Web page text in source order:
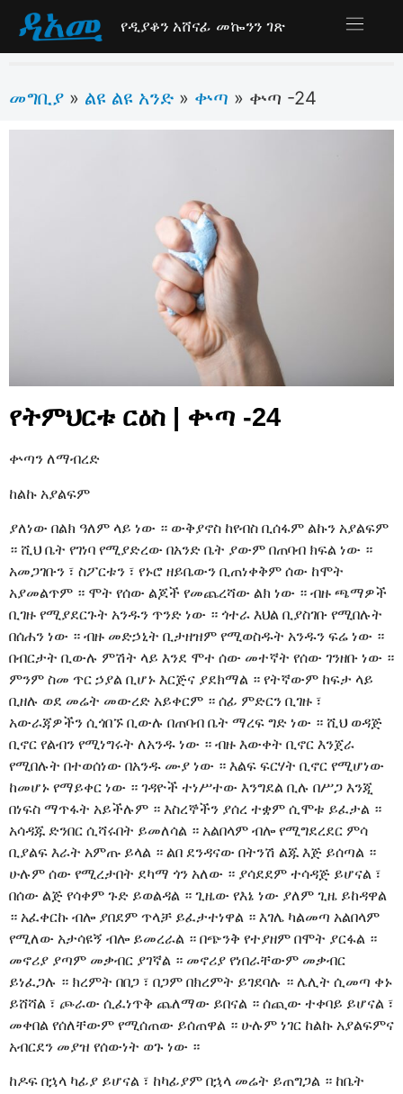
የዲያቆን አሸናፊ መኰንን ገጽ
መግቢያ » ልዩ ልዩ አንድ » ቍጣ » ቍጣ -24
የትምህርቱ ርዕስ | ቍጣ -24
ቍጣን ለማብረድ
ከልኩ አያልፍም
ያለነው በልክ ዓለም ላይ ነው ። ውቅያኖስ ከየብስ ቢሰፋም ልኩን አያልፍም
። ሺህ ቤት የገነባ የሚያድረው በአንድ ቤት ያውም በጠባብ ክፍል ነው ።
አመጋገቡን ፣ ስፖርቱን ፣ የኑሮ ዘይቤውን ቢጠነቀቅም ሰው ከሞት
አያመልጥም ። ሞት የሰው ልጆች የመጨረሻው ልክ ነው ። ብዙ ጫማዎች
ቢገዙ የሚያደርጉት አንዱን ጥንድ ነው ። ጎተራ እህል ቢያስገቡ የሚበሉት
በሰሐን ነው ። ብዙ መድኃኒት ቢታዘዝም የሚወስዱት አንዱን ፍሬ ነው ።
በብርታት ቢውሉ ምሽት ላይ እንደ ሞተ ሰው መተኛት የሰው ገንዘቡ ነው ።
ምንም ስመ ጥር ኃያል ቢሆኑ እርጅና ያደክማል ። የትኛውም ከፍታ ላይ
ቢዘሉ ወደ መሬት መውረድ አይቀርም ። ሰፊ ምድርን ቢገዙ ፣
አውራጃዎችን ሲጎበኙ ቢውሉ በጠባብ ቤት ማረፍ ግድ ነው ። ሺህ ወዳጅ
ቢኖር የልብን የሚነግሩት ለአንዱ ነው ። ብዙ እውቀት ቢኖር እንጀራ
የሚበሉት በተወሰነው በአንዱ ሙያ ነው ። እልፍ ፍርሃት ቢኖር የሚሆነው
ከመሆኑ የማይቀር ነው ። ገዳዮች ተነሥተው እንግደል ቢሉ በሥጋ እንጂ
በነፍስ ማጥፋት አይችሉም ። እስረኞችን ያሰረ ተቋም ሲሞቱ ይፈታል ።
አሳዳጁ ድንበር ሲሻሩበት ይመለሳል ። አልበላም ብሎ የሚግደረደር ምሳ
ቢያልፍ እራት አምጡ ይላል ። ልበ ደንዳናው በትንሽ ልጁ እጅ ይሰጣል ።
ሁሉም ሰው የሚረታበት ደካማ ጎን አለው ። ያሳደደም ተሳዳጅ ይሆናል ፣
በሰው ልጅ የሳቀም ጉድ ይወልዳል ። ጊዜው የእኔ ነው ያለም ጊዜ ይከዳዋል
። አፈቀርኩ ብሎ ያበደም ጥላቻ ይፈታተነዋል ። እገሌ ካልመጣ አልበላም
የሚለው አታሳዩኝ ብሎ ይመረራል ። በጭንቅ የተያዘም በሞት ያርፋል ።
መኖሪያ ያጣም መቃብር ያገኛል ። መኖሪያ የነበራቸውም መቃብር
ይነፈጋሉ ። ክረምት በበጋ ፣ በጋም በክረምት ይገደባሉ ። ሌሊት ሲመጣ ቀኑ
ይሸሻል ፣ ጮራው ሲፈነጥቅ ጨለማው ይበናል ። ሰጪው ተቀባይ ይሆናል ፣
መቀበል የሰለቸውም የሚሰጠው ይሰጠዋል ። ሁሉም ነገር ከልኩ አያልፍምና
አብርደን መያዝ የሰውነት ወጉ ነው ።
ከዶፍ በኋላ ካፊያ ይሆናል ፣ ከካፊያም በኋላ መሬት ይጠግጋል ። ከቤት